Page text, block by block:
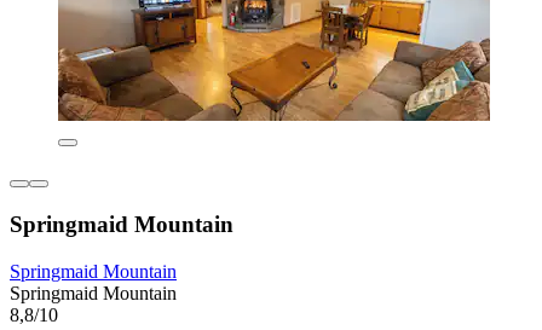
Springmaid Mountain
Springmaid Mountain
Springmaid Mountain
8,8/10